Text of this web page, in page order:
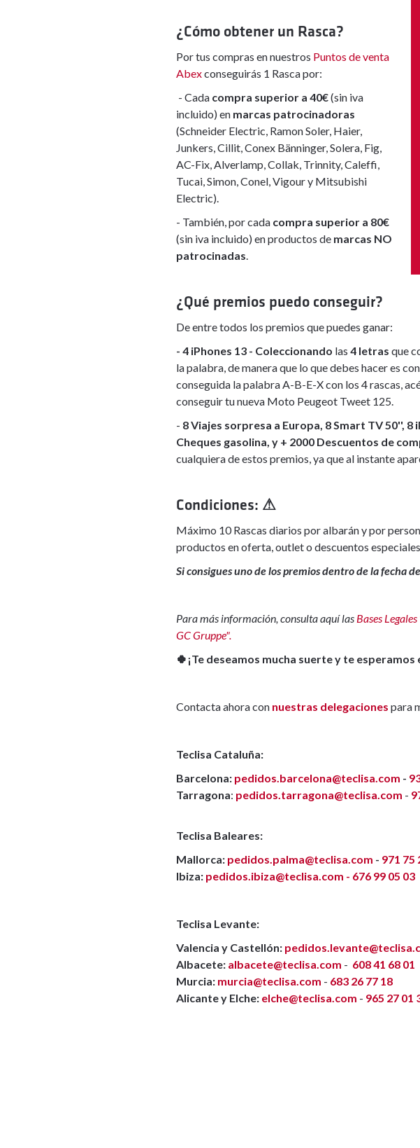
¿Cómo obtener un Rasca?
Por tus compras en nuestros Puntos de venta
Abexconseguirás 1 Rasca por:
- Cada compra superior a 40€(sin iva
incluido) en marcas patrocinadoras
(Schneider Electric, Ramon Soler, Haier,
Junkers, Cillit, Conex Bänninger, Solera, Fig,
AC-Fix, Alverlamp, Collak, Trinnity, Caleffi,
Tucai, Simon, Conel, Vigour y Mitsubishi
Electric).
- También, por cada compra superior a 80€
(sin iva incluido) en productos de marcas NO
patrocinadas.
¿Qué premios puedo conseguir?
De entre todos los premios que puedes ganar:
- 4 iPhones 13 - Coleccionando las 4 letras que
la palabra, de manera que lo que debes hacer es
conseguida la palabra A-B-E-X con los 4 rascas,
conseguir tu nueva Moto Peugeot Tweet 125.
- 8 Viajes sorpresa a Europa, 8 Smart TV 50'', 8
Cheques gasolina, y + 2000 Descuentos de
cualquiera de estos premios, ya que al instante
Condiciones: ⚠
Máximo 10 Rascas diarios por albarán y por
productos en oferta, outlet o descuentos
Si consigues uno de los premios dentro de la fecha
Para más información, consulta aquí las Bases
GC Gruppe".
🍀¡Te deseamos mucha suerte y te
Contacta ahora con nuestras delegaciones para
Teclisa Cataluña:
Barcelona: pedidos.barcelona@teclisa.com -
Tarragona: pedidos.tarragona@teclisa.com -
Teclisa Baleares:
Mallorca: pedidos.palma@teclisa.com - 971 75
Ibiza: pedidos.ibiza@teclisa.com - 676 99 05 03
Teclisa Levante:
Valencia y Castellón:
Albacete: albacete@teclisa.com - 608 41 68 01
Murcia: murcia@teclisa.com - 683 26 77 18
Alicante y Elche: elche@teclisa.com - 965 27 01